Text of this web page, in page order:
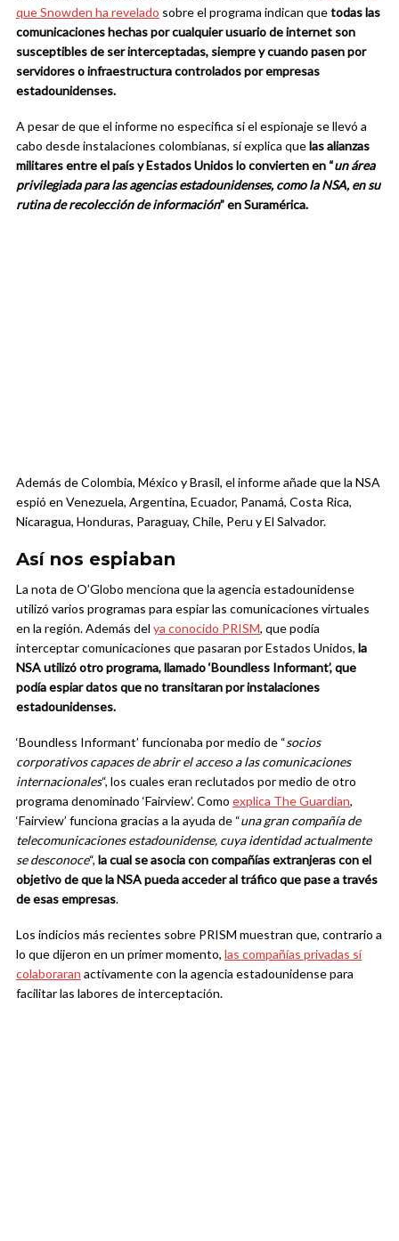
que Snowden ha revelado sobre el programa indican quetodas las
comunicaciones hechas por cualquier usuario de internet son
susceptibles de ser interceptadas, siempre y cuando pasen por
servidores o infraestructura controlados por empresas
estadounidenses.
A pesar de que el informe no especifica si el espionaje se llevó a
cabo desde instalaciones colombianas, sí explica quelas alianzas
militares entre el país y Estados Unidos lo convierten en “un área
privilegiada para las agencias estadounidenses, como la NSA, en su
rutina de recolección de información” en Suramérica.
Además de Colombia, México y Brasil, el informe añade que la NSA
espió en Venezuela, Argentina, Ecuador, Panamá, Costa Rica,
Nicaragua, Honduras, Paraguay, Chile, Peru y El Salvador.
Así nos espiaban
La nota de O’Globo menciona que la agencia estadounidense
utilizó varios programas para espiar las comunicaciones virtuales
en la región. Además del ya conocido PRISM, que podía
interceptar comunicaciones que pasaran por Estados Unidos, la
NSA utilizó otro programa, llamado ‘Boundless Informant’, que
podía espiar datos que no transitaran por instalaciones
estadounidenses.
‘Boundless Informant’ funcionaba por medio de “socios
corporativos capaces de abrir el acceso a las comunicaciones
internacionales“, los cuales eran reclutados por medio de otro
programa denominado ‘Fairview’. Como explica The Guardian,
‘Fairview’ funciona gracias a la ayuda de “una gran compañía de
telecomunicaciones estadounidense, cuya identidad actualmente
se desconoce“, la cual se asocia con compañías extranjeras con el
objetivo de que la NSA pueda acceder al tráfico que pase a través
de esas empresas.
Los indicios más recientes sobre PRISM muestran que, contrario a
lo que dijeron en un primer momento, las compañías privadas sí
colaboraran activamente con la agencia estadounidense para
facilitar las labores de interceptación.